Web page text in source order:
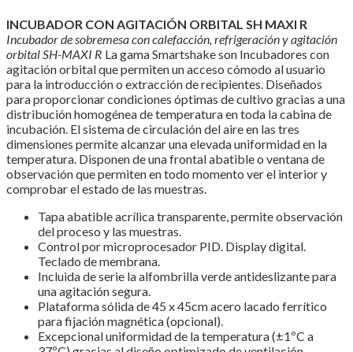
INCUBADOR CON AGITACIÓN ORBITAL SH MAXI R
Incubador de sobremesa con calefacción, refrigeración y agitación
orbital SH-MAXI R La gama Smartshake son Incubadores con
agitación orbital que permiten un acceso cómodo al usuario
para la introducción o extracción de recipientes. Diseñados
para proporcionar condiciones óptimas de cultivo gracias a una
distribución homogénea de temperatura en toda la cabina de
incubación. El sistema de circulación del aire en las tres
dimensiones permite alcanzar una elevada uniformidad en la
temperatura. Disponen de una frontal abatible o ventana de
observación que permiten en todo momento ver el interior y
comprobar el estado de las muestras.
Tapa abatible acrílica transparente, permite observación
del proceso y las muestras.
Control por microprocesador PID. Display digital.
Teclado de membrana.
Incluida de serie la alfombrilla verde antideslizante para
una agitación segura.
Plataforma sólida de 45 x 45cm acero lacado ferrítico
para fijación magnética (opcional).
Excepcional uniformidad de la temperatura (±1ºC a